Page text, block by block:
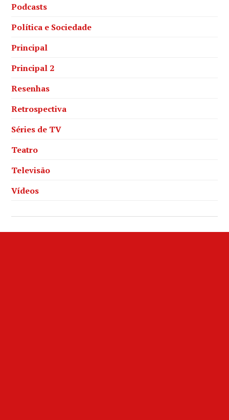
Podcasts
Política e Sociedade
Principal
Principal 2
Resenhas
Retrospectiva
Séries de TV
Teatro
Televisão
Vídeos